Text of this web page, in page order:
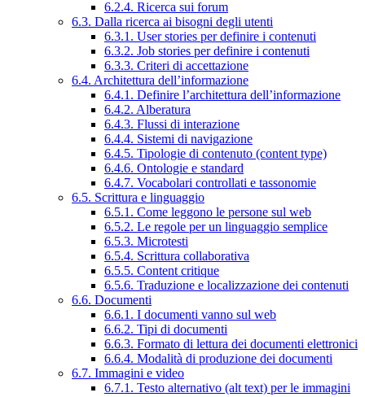
6.2.4. Ricerca sui forum
6.3. Dalla ricerca ai bisogni degli utenti
6.3.1. User stories per definire i contenuti
6.3.2. Job stories per definire i contenuti
6.3.3. Criteri di accettazione
6.4. Architettura dell’informazione
6.4.1. Definire l’architettura dell’informazione
6.4.2. Alberatura
6.4.3. Flussi di interazione
6.4.4. Sistemi di navigazione
6.4.5. Tipologie di contenuto (content type)
6.4.6. Ontologie e standard
6.4.7. Vocabolari controllati e tassonomie
6.5. Scrittura e linguaggio
6.5.1. Come leggono le persone sul web
6.5.2. Le regole per un linguaggio semplice
6.5.3. Microtesti
6.5.4. Scrittura collaborativa
6.5.5. Content critique
6.5.6. Traduzione e localizzazione dei contenuti
6.6. Documenti
6.6.1. I documenti vanno sul web
6.6.2. Tipi di documenti
6.6.3. Formato di lettura dei documenti elettronici
6.6.4. Modalità di produzione dei documenti
6.7. Immagini e video
6.7.1. Testo alternativo (alt text) per le immagini